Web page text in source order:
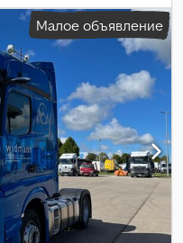
Евро 6, длина
пространства для
отсека:1 000 мм
, Год
кондиционер,
стояночный,
(ESP),
Малое объявление